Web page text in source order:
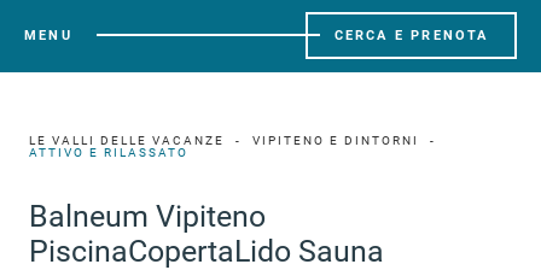
MENU CERCA E PRENOTA
LE VALLI DELLE VACANZE
VIPITENO E DINTORNI
ATTIVO E RILASSATO
Balneum Vipiteno
PiscinaCopertaLido Sauna